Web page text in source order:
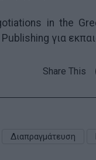
in the
για
Share This
Διαπραγμάτευση